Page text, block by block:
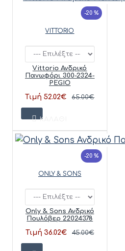
-20 %
VITTORIO
Vittorio Ανδρικό
Πανωφόρι 300-2324-
PEGIO
Τιμή 52.02€ 65.00€
ΚΑΛΆΘΙ
-20 %
ONLY & SONS
Only & Sons Ανδρικό
Πουλόβερ 22024378
Τιμή 36.02€ 45.00€